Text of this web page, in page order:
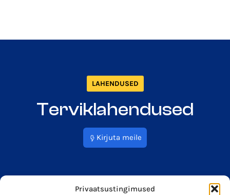
Privaatsustingimused
LAHENDUSED
Terviklahendused
Kirjuta meile